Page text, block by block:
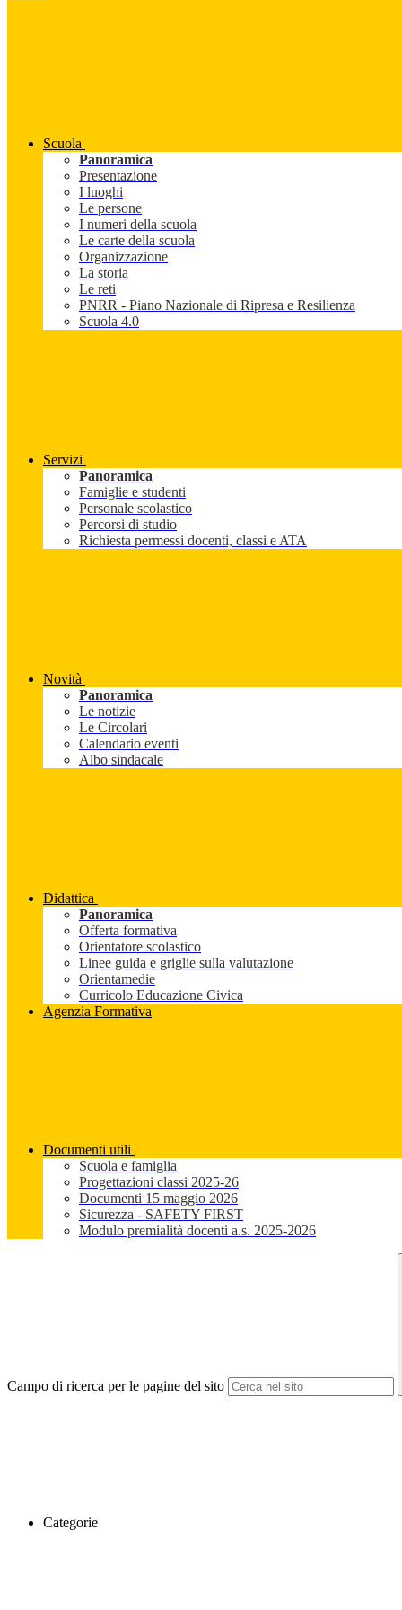
Scuola
Panoramica
Presentazione
I luoghi
Le persone
I numeri della scuola
Le carte della scuola
Organizzazione
La storia
Le reti
PNRR - Piano Nazionale di Ripresa e Resilienza
Scuola 4.0
Servizi
Panoramica
Famiglie e studenti
Personale scolastico
Percorsi di studio
Richiesta permessi docenti, classi e ATA
Novità
Panoramica
Le notizie
Le Circolari
Calendario eventi
Albo sindacale
Didattica
Panoramica
Offerta formativa
Orientatore scolastico
Linee guida e griglie sulla valutazione
Orientamedie
Curricolo Educazione Civica
Agenzia Formativa
Documenti utili
Scuola e famiglia
Progettazioni classi 2025-26
Documenti 15 maggio 2026
Sicurezza - SAFETY FIRST
Modulo premialità docenti a.s. 2025-2026
Campo di ricerca per le pagine del sito
Categorie